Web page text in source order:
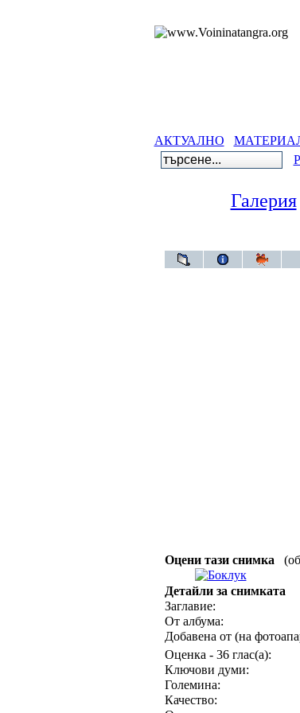
АКТУАЛНО
Галерия
Оцени тази снимка
Детайли за снимката
Заглавие:
От албума:
Добавена от (на
Оценка - 36 глас(а):
Ключови думи:
Големина:
Качество: